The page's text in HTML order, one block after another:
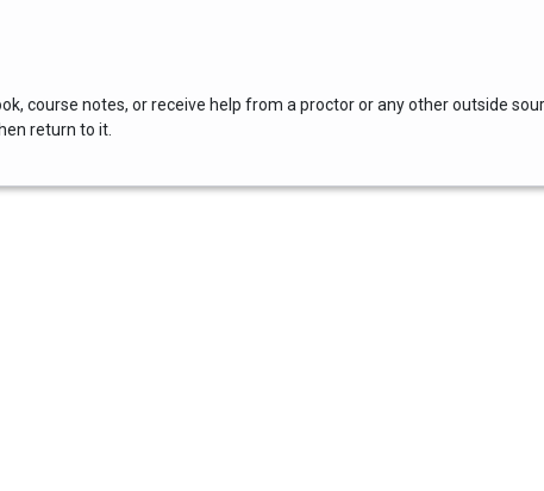
course notes, or receive help from a proctor or any other outside
return to it.